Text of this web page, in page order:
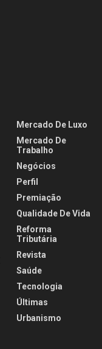
Mercado De Luxo
Mercado De
Trabalho
Negócios
Perfil
Premiação
Qualidade De Vida
Reforma
Tributária
Revista
Saúde
Tecnologia
Últimas
Urbanismo